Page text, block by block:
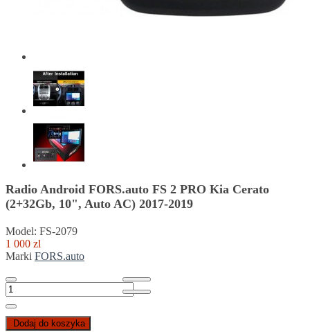
Radio Android FORS.auto FS 2 PRO Kia Cerato
(2+32Gb, 10", Auto AC) 2017-2019
Model: FS-2079
1 000 zl
Marki FORS.auto
Dodaj do koszyka